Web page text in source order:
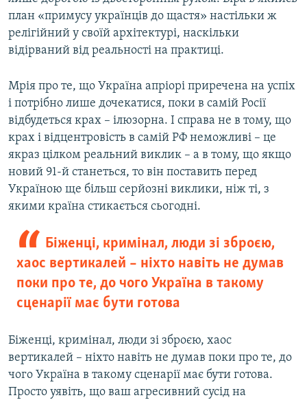
план «примусу українців до щастя» настільки ж
релігійний у своїй архітектурі, наскільки
відірваний від реальності на практиці.
Мрія про те, що Україна апріорі приречена на успіх
і потрібно лише дочекатися, поки в самій Росії
відбудеться крах – ілюзорна. І справа не в тому, що
крах і відцентровість в самій РФ неможливі – це
якраз цілком реальний виклик – а в тому, що якщо
новий 91-й станеться, то він поставить перед
Україною ще більш серйозні виклики, ніж ті, з
якими країна стикається сьогодні.
Біженці, кримінал, люди зі зброєю,
хаос вертикалей – ніхто навіть не думав
поки про те, до чого Україна в такому
сценарії має бути готова
Біженці, кримінал, люди зі зброєю, хаос
вертикалей – ніхто навіть не думав поки про те, до
чого Україна в такому сценарії має бути готова.
Просто уявіть, що ваш агресивний сусід на